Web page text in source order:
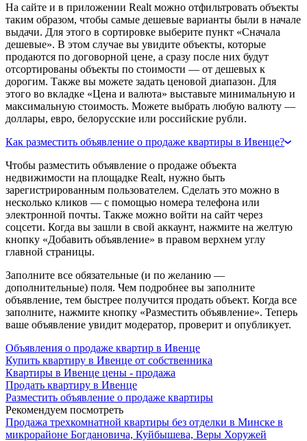
На сайте и в приложении Realt можно отфильтровать объекты
таким образом, чтобы самые дешевые варианты были в начале
выдачи. Для этого в сортировке выберите пункт «Сначала
дешевые». В этом случае вы увидите объекты, которые
продаются по договорной цене, а сразу после них будут
отсортированы объекты по стоимости — от дешевых к
дорогим. Также вы можете задать ценовой диапазон. Для
этого во вкладке «Цена и валюта» выставьте минимальную и
максимальную стоимость. Можете выбрать любую валюту —
доллары, евро, белорусские или российские рубли.
Как разместить объявление о продаже квартиры в Ивенце?
Чтобы разместить объявление о продаже объекта
недвижимости на площадке Realt, нужно быть
зарегистрированным пользователем. Сделать это можно в
несколько кликов — с помощью номера телефона или
электронной почты. Также можно войти на сайт через
соцсети. Когда вы зашли в свой аккаунт, нажмите на желтую
кнопку «Добавить объявление» в правом верхнем углу
главной страницы.
Заполните все обязательные (и по желанию —
дополнительные) поля. Чем подробнее вы заполните
объявление, тем быстрее получится продать объект. Когда все
заполните, нажмите кнопку «Разместить объявление». Теперь
ваше объявление увидит модератор, проверит и опубликует.
Объявления о продаже квартир в Ивенце
Купить квартиру в Ивенце от собственника
Квартиры в Ивенце цены - продажа
Продать квартиру в Ивенце
Разместить объявление о продаже квартиры
Рекомендуем посмотреть
Продажа трехкомнатной квартиры без отделки в Минске в
микрорайоне Богдановича, Куйбышева, Веры Хоружей